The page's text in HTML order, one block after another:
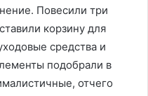
Повесили три
корзину для
средства и
подобрали в
отчего